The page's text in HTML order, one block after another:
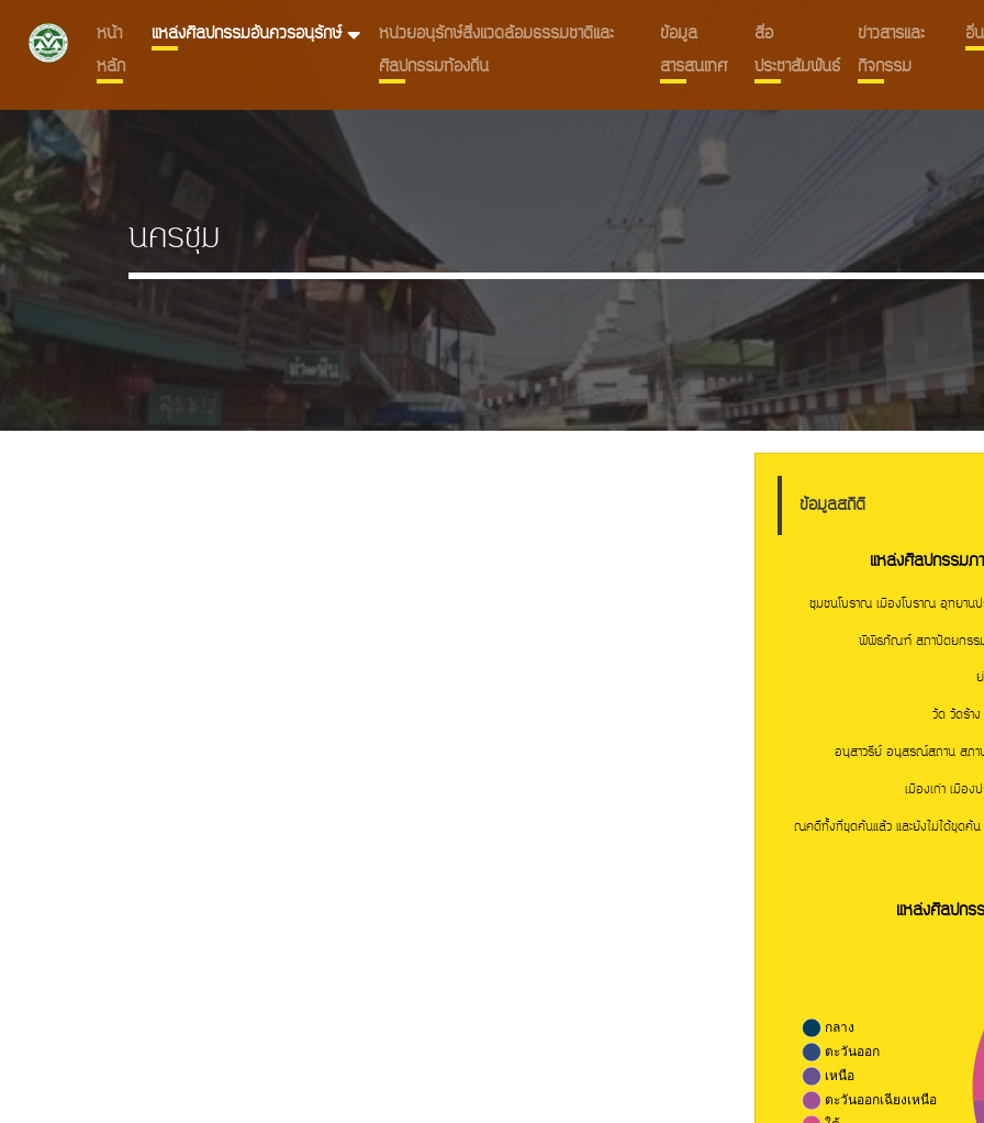
หน้า
หลัก
แหล่งศิลปกรรมอันควรอนุรักษ์
หน่วยอนุรักษ์สิ่งแวดล้อมธรรมชาติและ
ศิลปกรรมท้องถิ่น
ข้อมูล
สารสนเทศ
สื่อ
ประชาสัมพันธ์
ข่าวสารและ
กิจกรรม
อื่
นครชุม
ข้อมูลสถิติ